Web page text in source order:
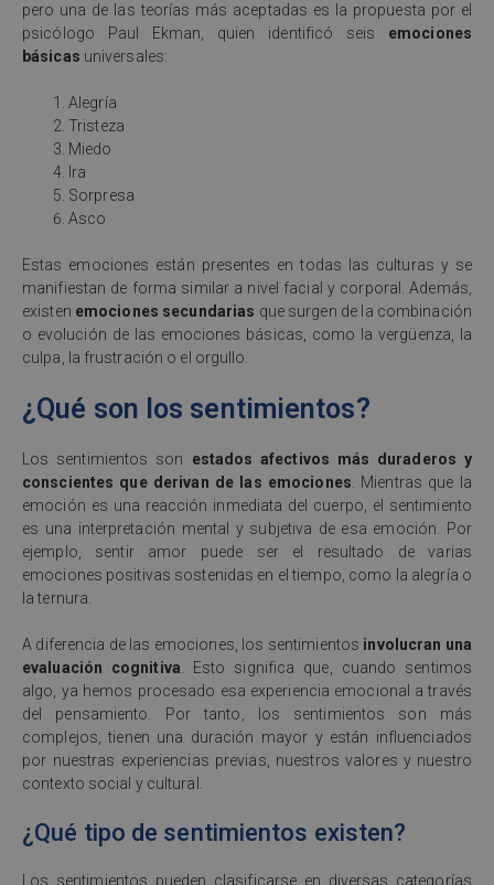
pero una de las teorías más aceptadas es la propuesta por el
psicólogo Paul Ekman, quien identificó seis emociones
básicas universales:
Alegría
Tristeza
Miedo
Ira
Sorpresa
Asco
Estas emociones están presentes en todas las culturas y se
manifiestan de forma similar a nivel facial y corporal. Además,
existen emociones secundarias que surgen de la combinación
o evolución de las emociones básicas, como la vergüenza, la
culpa, la frustración o el orgullo.
¿Qué son los sentimientos?
Los sentimientos son estados afectivos más duraderos y
conscientes que derivan de las emociones. Mientras que la
emoción es una reacción inmediata del cuerpo, el sentimiento
es una interpretación mental y subjetiva de esa emoción. Por
ejemplo, sentir amor puede ser el resultado de varias
emociones positivas sostenidas en el tiempo, como la alegría o
la ternura.
A diferencia de las emociones, los sentimientos involucran una
evaluación cognitiva. Esto significa que, cuando sentimos
algo, ya hemos procesado esa experiencia emocional a través
del pensamiento. Por tanto, los sentimientos son más
complejos, tienen una duración mayor y están influenciados
por nuestras experiencias previas, nuestros valores y nuestro
contexto social y cultural.
¿Qué tipo de sentimientos existen?
Los sentimientos pueden clasificarse en diversas categorías